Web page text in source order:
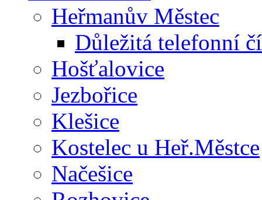
Heřmanův Městec
Důležitá telefonní
Hošťalovice
Jezbořice
Klešice
Kostelec u Heř.Městce
Načešice